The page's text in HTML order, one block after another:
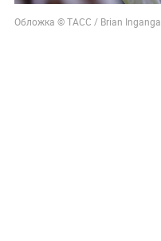
Обложка © ТАСС / Brian Inganga